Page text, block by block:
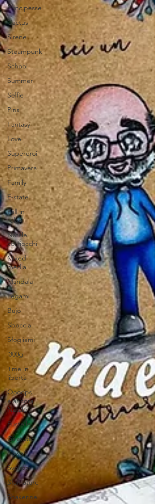
Principesse
Cactus
Sirene
Steampunk
School
Summer
Selfie
Pins
Fantasy
Love
Supereroi
Primavera
Family
E-state
Fall in
relax
Natale
coi fiocchi
Mixed
media
Mandala
Legami
Bujo
Sboccia
Sfogliami
i300g
+me in
libertà
Oooops
è ancora
Natale
Fustelle
Giratutto
Kawaii
Svolazzi
Sfumature
Shakerine